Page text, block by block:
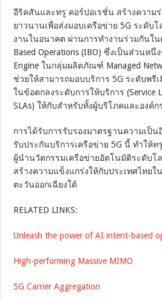
อีริคสันและทรู คอร์ปอเรชั่น สร้างความ
ยาวนานเพื่อส่งมอบเครือข่าย 5G ระดับ
งานในอนาคต ผ่านการทำงานร่วมกันใน
Based Operations (IBO) ซึ่งเป็นส่วนหนึ่
Engine ในกลุ่มผลิตภัณฑ์ Managed
ช่วยให้สามารถมอบบริการ 5G ระดับพรี
ในข้อตกลงระดับการให้บริการ (Service
SLAs) ให้กับสำหรับทั้งผู้บริโภคและองค์ก
การได้รับการรับรองมาตรฐานความเป็
รับประกันบริการเครือข่าย 5G นี้ ทำให้
ผู้นำนวัตกรรมเครือข่ายอัตโนมัติระดับโ
สร้างความแข็งแกร่งให้กับประเทศไทยใ
ตะวันออกเฉียงใต้
RELATED LINKS:
Unleash the power of AI intent-based
High-performing Massive MIMO
5G Carrier Aggregation